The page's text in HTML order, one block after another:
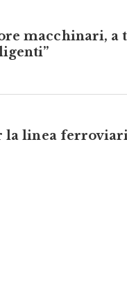
macchinari, a
la linea